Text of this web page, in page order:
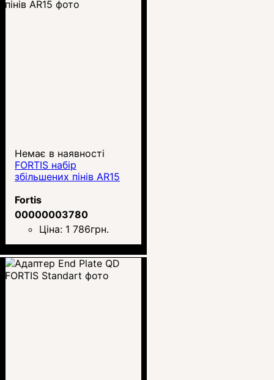
Немає в наявності
FORTIS набір
збільшених пінів AR15
Fortis
00000003780
Ціна: 1 786грн.